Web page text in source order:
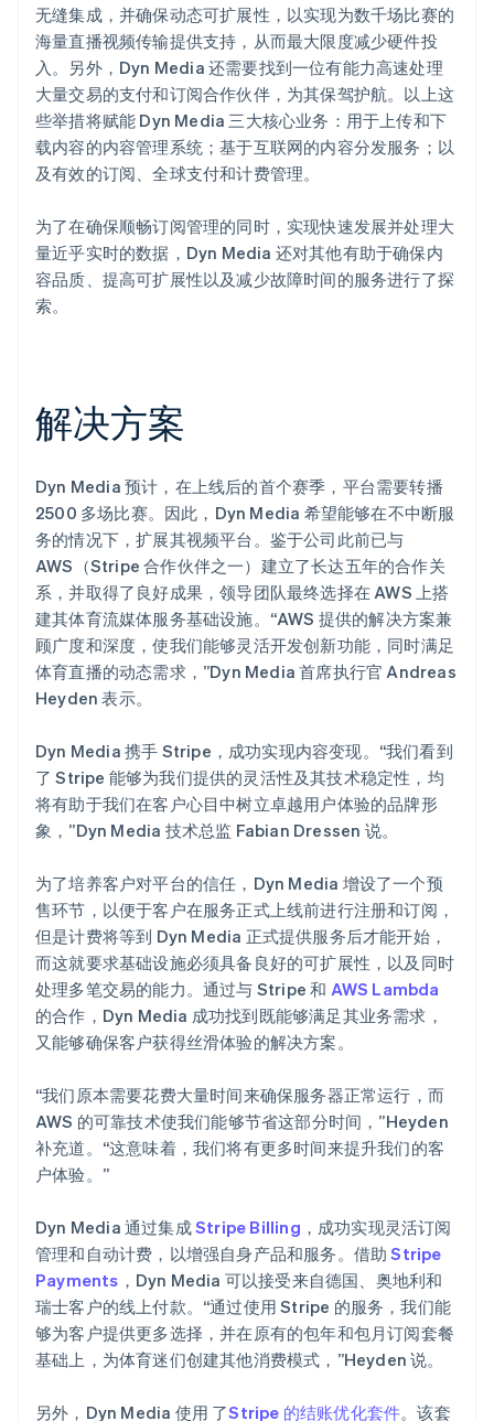
无缝集成，并确保动态可扩展性，以实现为数千场比赛的
海量直播视频传输提供支持，从而最大限度减少硬件投
入。另外，Dyn Media 还需要找到一位有能力高速处理
大量交易的支付和订阅合作伙伴，为其保驾护航。以上这
些举措将赋能 Dyn Media 三大核心业务：用于上传和下
载内容的内容管理系统；基于互联网的内容分发服务；以
及有效的订阅、全球支付和计费管理。
为了在确保顺畅订阅管理的同时，实现快速发展并处理大
量近乎实时的数据，Dyn Media 还对其他有助于确保内
容品质、提高可扩展性以及减少故障时间的服务进行了探
索。
解决方案
Dyn Media 预计，在上线后的首个赛季，平台需要转播
2500 多场比赛。因此，Dyn Media 希望能够在不中断服
务的情况下，扩展其视频平台。鉴于公司此前已与
AWS（Stripe 合作伙伴之一）建立了长达五年的合作关
系，并取得了良好成果，领导团队最终选择在 AWS 上搭
建其体育流媒体服务基础设施。“AWS 提供的解决方案兼
顾广度和深度，使我们能够灵活开发创新功能，同时满足
体育直播的动态需求，”Dyn Media 首席执行官 Andreas
Heyden 表示。
Dyn Media 携手 Stripe，成功实现内容变现。“我们看到
了 Stripe 能够为我们提供的灵活性及其技术稳定性，均
将有助于我们在客户心目中树立卓越用户体验的品牌形
象，”Dyn Media 技术总监 Fabian Dressen 说。
为了培养客户对平台的信任，Dyn Media 增设了一个预
售环节，以便于客户在服务正式上线前进行注册和订阅，
但是计费将等到 Dyn Media 正式提供服务后才能开始，
而这就要求基础设施必须具备良好的可扩展性，以及同时
处理多笔交易的能力。通过与 Stripe 和 AWS Lambda
的合作，Dyn Media 成功找到既能够满足其业务需求，
又能够确保客户获得丝滑体验的解决方案。
“我们原本需要花费大量时间来确保服务器正常运行，而
AWS 的可靠技术使我们能够节省这部分时间，”Heyden
补充道。“这意味着，我们将有更多时间来提升我们的客
户体验。”
Dyn Media 通过集成Stripe Billing ，成功实现灵活订阅
管理和自动计费，以增强自身产品和服务。借助Stripe
Payments ，Dyn Media 可以接受来自德国、奥地利和
瑞士客户的线上付款。“通过使用 Stripe 的服务，我们能
够为客户提供更多选择，并在原有的包年和包月订阅套餐
基础上，为体育迷们创建其他消费模式，”Heyden 说。
另外，Dyn Media 使用 了Stripe 的结账优化套件。该套